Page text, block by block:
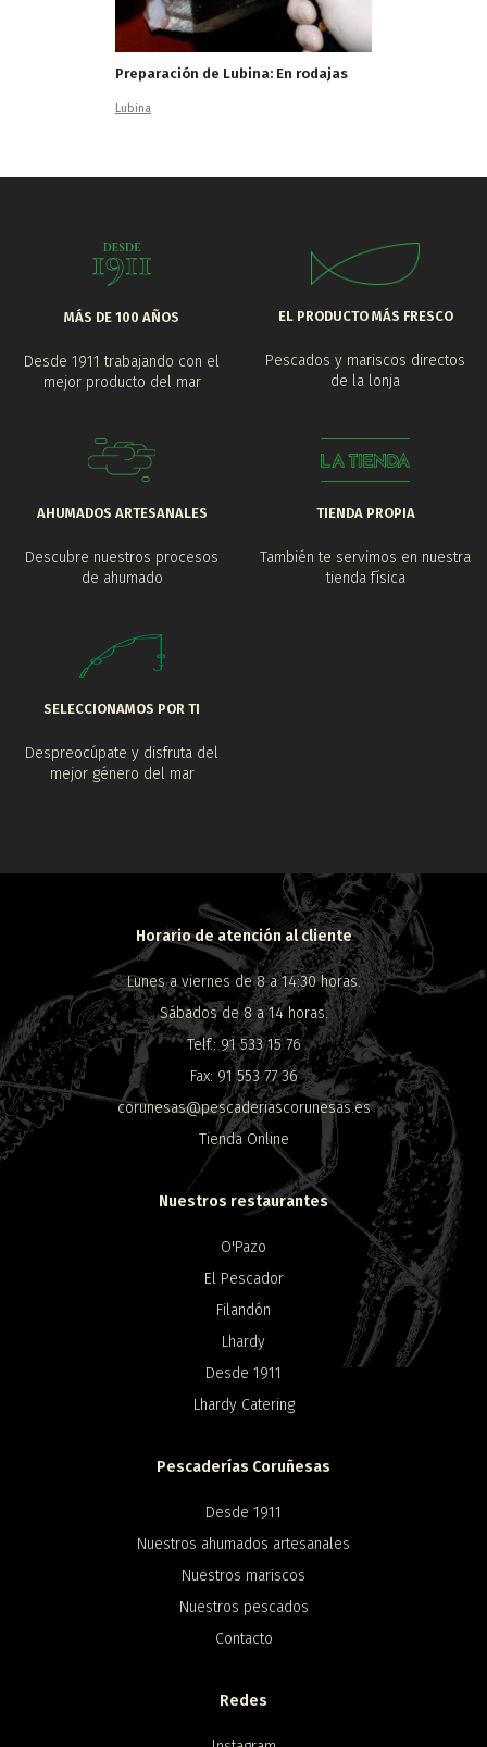
Preparación de Lubina: En rodajas
Lubina
MÁS DE 100 AÑOS
Desde 1911 trabajando con el
mejor producto del mar
EL PRODUCTO MÁS FRESCO
Pescados y mariscos directos
de la lonja
AHUMADOS ARTESANALES
Descubre nuestros procesos
de ahumado
TIENDA PROPIA
También te servimos en nuestra
tienda física
SELECCIONAMOS POR TI
Despreocúpate y disfruta del
mejor género del mar
Horario de atención al cliente
Lunes a viernes de 8 a 14:30 horas.
Sábados de 8 a 14 horas.
Telf.: 91 533 15 76
Fax: 91 553 77 36
corunesas@pescaderiascorunesas.es
Tienda Online
Nuestros restaurantes
O'Pazo
El Pescador
Filandón
Lhardy
Desde 1911
Lhardy Catering
Pescaderías Coruñesas
Desde 1911
Nuestros ahumados artesanales
Nuestros mariscos
Nuestros pescados
Contacto
Redes